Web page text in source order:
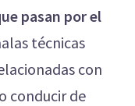
pasan por el
técnicas
con
conducir de